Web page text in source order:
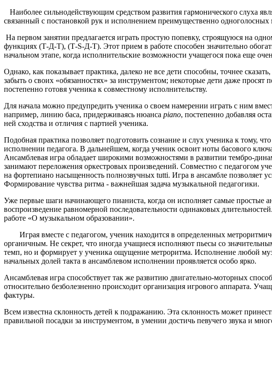
Наиболее сильнодействующим средством развития гармонического слуха
связанный с постановкой рук и исполнением преимущественно
На первом занятии предлагается играть простую попевку, строящуюся на
функциях (Т-Д-T), (Т-S-Д-Т). Этот прием в работе способен значительно
начальном этапе, когда исполнительские возможности учащегося пока еще
Однако, как показывает практика, далеко не все дети способны, точнее
забыть о своих «обязанностях» за инструментом; некоторые дети даже просят
постепенно готовя ученика к совместному исполнительству.
Для начала можно предупредить ученика о своем намерении играть с ним
например, линию баса, придерживаясь нюанса piano, постепенно добавляя
ней сходства и отличия с партией ученика.
Подобная практика позволяет подготовить сознание и слух ученика к тому,
исполнении педагога. В дальнейшем, когда ученик освоит ноты басового
Ансамблевая игра обладает широкими возможностями в развитии тембро-
занимают переложения оркестровых произведений. Совместно с педагогом
на фортепиано насыщенность полнозвучных tutti. Игра в ансамбле позволяет
Формирование чувства ритма - важнейшая задача музыкальной педагогики.
Уже первые шаги начинающего пианиста, когда он исполняет самые простые
воспроизведение равномерной последовательности одинаковых
работе «О музыкальном образовании».
Играя вместе с педагогом, ученик находится в определенных
органичным. Не секрет, что иногда учащиеся исполняют пьесы со
темп, но и формирует у ученика ощущение метроритма. Исполнение любой
начальных долей такта в ансамблевом исполнении проявляется особо ярко.
Ансамблевая игра способствует так же развитию двигательно-моторных
относительно безболезненно происходит организация игрового аппарата.
фактуры.
Всем известна склонность детей к подражанию. Эта склонность может
правильной посадки за инструментом, в умении достичь певучего звука и